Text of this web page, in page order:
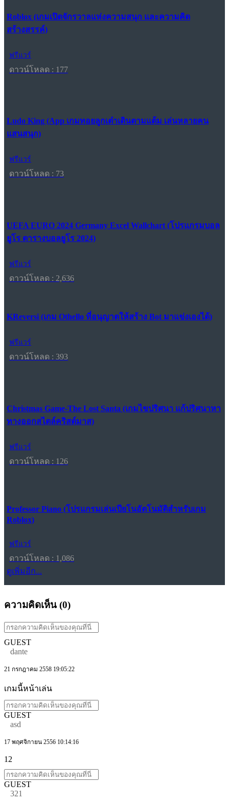
Roblox (เกมเปิดจักรวาลแห่งความสนุก และความคิด
สร้างสรรค์)
ฟรีแวร์
ดาวน์โหลด : 177
Ludo King (App เกมทอยลูกเต๋าเดินตามแต้ม เล่นหลายคน
แสนสนุก)
ฟรีแวร์
ดาวน์โหลด : 73
UEFA EURO 2024 Germany Excel Wallchart (โปรแกรมบอล
ยูโร ตารางบอลยูโร 2024)
ฟรีแวร์
ดาวน์โหลด : 2,636
KReversi (เกม Othello ที่อนุญาตให้สร้าง Bot มาแข่งเองได้)
ฟรีแวร์
ดาวน์โหลด : 393
Christmas Game-The Lost Santa (เกมไขปริศนา แก้ปริศนาหา
ทางออกสไตล์คริสต์มาส)
ฟรีแวร์
ดาวน์โหลด : 126
Professor Piano (โปรแกรมเล่นเปียโนอัตโนมัติสำหรับเกม
Roblox)
ฟรีแวร์
ดาวน์โหลด : 1,086
ดูเพิ่มอีก...
ความคิดเห็น (0)
GUEST
dante
21 กรกฎาคม 2558 19:05:22
เกมนี้หน้าเล่น
GUEST
asd
17 พฤศจิกายน 2556 10:14:16
12
GUEST
321